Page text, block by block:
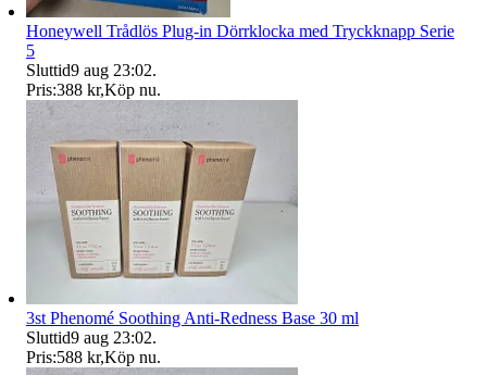
Honeywell Trådlös Plug-in Dörrklocka med Tryckknapp Serie
5
Sluttid9 aug 23:02.
Pris:388 kr,Köp nu.
3st Phenomé Soothing Anti-Redness Base 30 ml
Sluttid9 aug 23:02.
Pris:588 kr,Köp nu.